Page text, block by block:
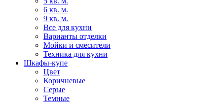
6 кв. м.
9 кв. м.
Все для кухни
Варианты отделки
Мойки и смесители
Техника для кухни
Шкафы-купе
Цвет
Коричневые
Серые
Темные